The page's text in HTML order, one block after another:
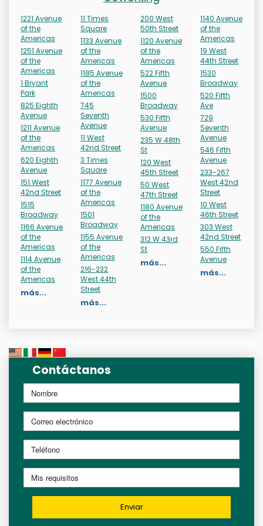
1221 Avenue
of the
Americas
1251 Avenue
of the
Americas
1 Bryant
Park
825 Eighth
Avenue
1211 Avenue
of the
Americas
620 Eighth
Avenue
151 West
42nd Street
1515
Broadway
1166 Avenue
of the
Americas
1114 Avenue
of the
Americas
más...
11 Times
Square
1133 Avenue
of the
Americas
1185 Avenue
of the
Americas
745
Seventh
Avenue
11 West
42nd Street
3 Times
Square
1177 Avenue
of the
Americas
1501
Broadway
1155 Avenue
of the
Americas
216-232
West 44th
Street
más...
200 West
50th Street
1120 Avenue
of the
Americas
522 Fifth
Avenue
1500
Broadway
530 Fifth
Avenue
235 W 48th
St
120 West
45th Street
50 West
47th Street
1180 Avenue
of the
Americas
312 W 43rd
St
más...
1140 Avenue
of the
Americas
19 West
44th Street
1530
Broadway
520 Fifth
Ave
729
Seventh
Avenue
546 Fifth
Avenue
233-267
West 42nd
Street
10 West
46th Street
303 West
42nd Street
550 Fifth
Avenue
más...
Contáctanos
Enviar